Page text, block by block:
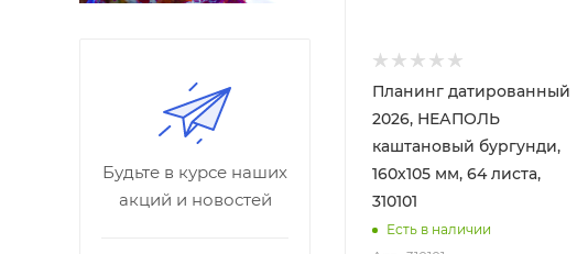
Планинг датированный
2026, НЕАПОЛЬ
каштановый бургунди,
160х105 мм, 64 листа,
310101
Есть в наличии
Будьте в курсе наших
акций и новостей